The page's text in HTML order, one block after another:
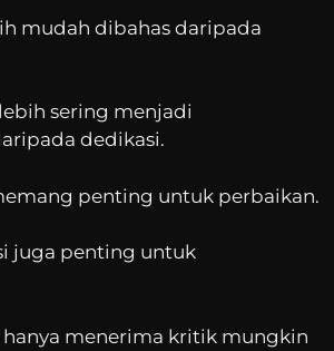
mudah dibahas daripada
sering menjadi
dedikasi.
penting untuk perbaikan.
juga penting untuk
hanya menerima kritik mungkin